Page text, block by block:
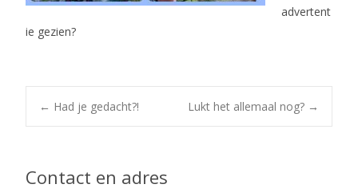
advertent
ie gezien?
Post
navigation
← Had je gedacht?! Lukt het allemaal nog? →
Contact en adres